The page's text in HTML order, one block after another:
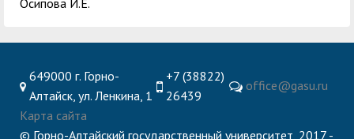
Осипова И.Е.
649000 г. Горно-
Алтайск, ул. Ленкина, 1
+7 (38822)
26439
office@gasu.ru
Карта сайта
© Горно-Алтайский государственный университет, 2017 -